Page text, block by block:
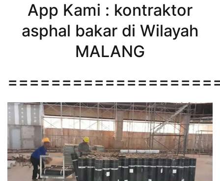
App Kami : kontraktor
asphal bakar di Wilayah
MALANG